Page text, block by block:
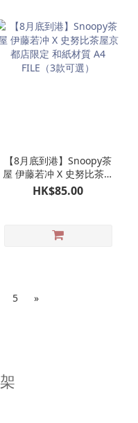
【8月底到港】Snoopy茶
屋 伊藤若冲 X 史努比茶屋
京都店限定 和紙材質 A4
HK$85.00
5 »